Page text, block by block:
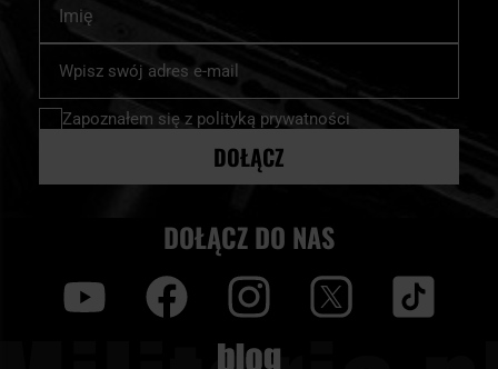
nasz
newsletter:
Zapoznałem się z polityką prywatności
DOŁĄCZ
DOŁĄCZ DO NAS
Blog